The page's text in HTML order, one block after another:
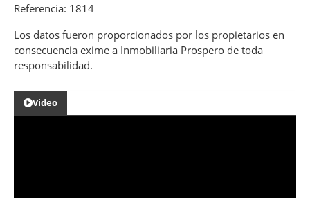
Referencia: 1814
Los datos fueron proporcionados por los propietarios en
consecuencia exime a Inmobiliaria Prospero de toda
responsabilidad.
Video